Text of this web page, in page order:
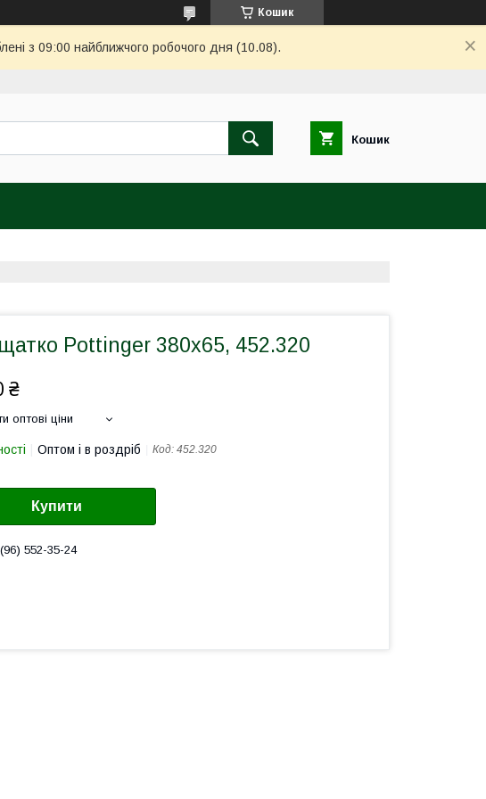
Кошик
з 09:00 найближчого робочого дня (10.08).
Кошик
Pottinger 380x65, 452.320
₴
оптові ціни
Оптом і в роздріб Код: 452.320
Купити
552-35-24